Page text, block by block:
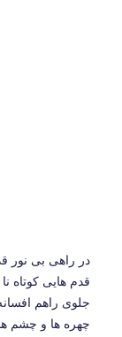
در راهی بی نور
قدم هایی کوتاه
جلوی راهم
چهره ها و چشم